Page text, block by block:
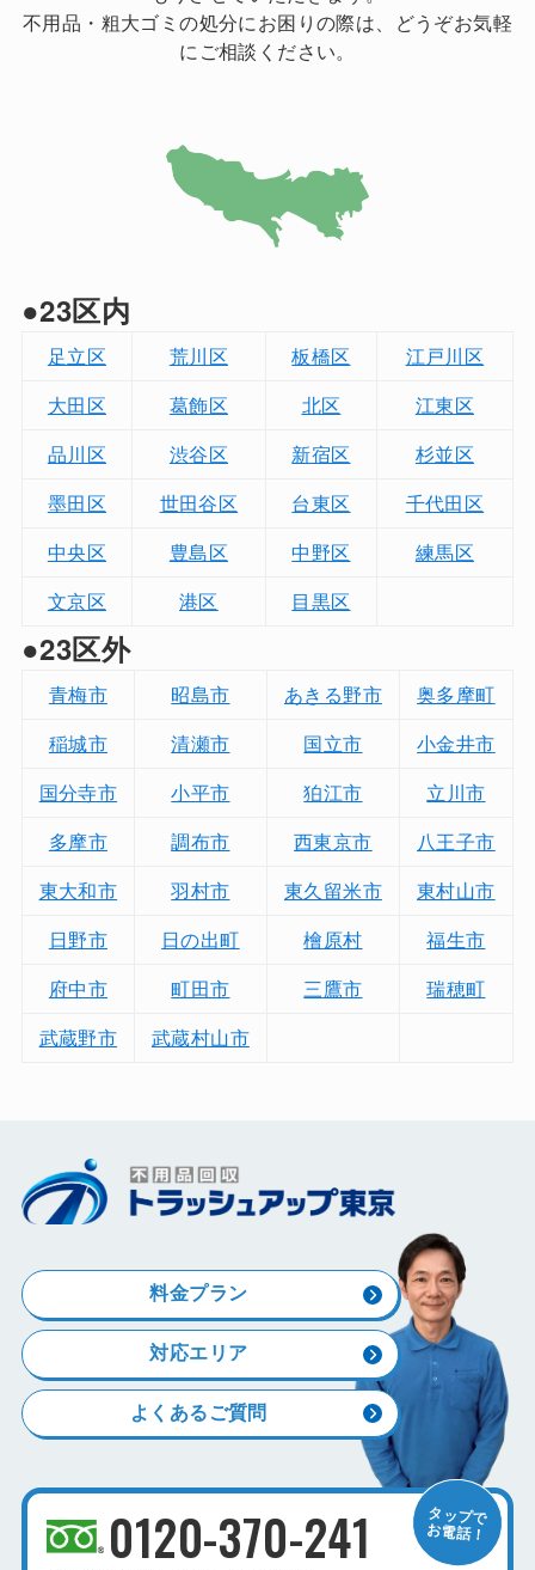
不用品・粗大ゴミの処分にお困りの際は、どうぞお気軽
にご相談ください。
●23区内
足立区 荒川区 板橋区
江戸川区
大田区
葛飾区 北区
江東区
品川区
渋谷区 新宿区
杉並区
墨田区
世田谷区 台東区
千代田区
中央区
豊島区 中野区
練馬区
文京区
港区 目黒区
●23区外
青梅市 昭島市 あきる野市
奥多摩町
稲城市
清瀬市 国立市
小金井市
国分寺市
小平市 狛江市
立川市
多摩市
調布市 西東京市
八王子市
東大和市
羽村市 東久留米市
東村山市
日野市
日の出町 檜原村
福生市
府中市
町田市 三鷹市
瑞穂町
武蔵野市
武蔵村山市
料金プラン
対応エリア
よくあるご質問
0120-370-241